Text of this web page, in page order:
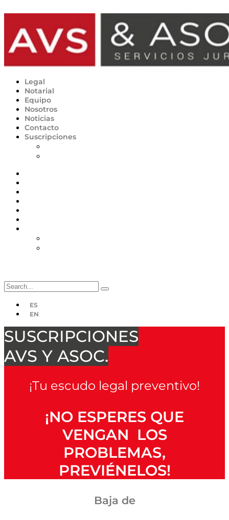
Legal
Notarial
Equipo
Nosotros
Noticias
Contacto
Suscripciones
ES
EN
SUSCRIPCIONES
AVS Y ASOC.
¡Tu escudo legal preventivo!
¡NO ESPERES QUE
VENGAN LOS
PROBLEMAS,
PREVIÉNELOS!
Baja de